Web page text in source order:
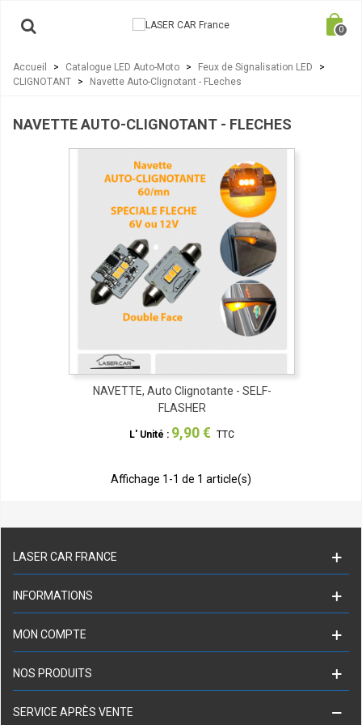
0
Accueil > Catalogue LED Auto-Moto > Feux de Signalisation LED
>
CLIGNOTANT
> Navette Auto-Clignotant - FLeches
NAVETTE AUTO-CLIGNOTANT - FLECHES
NAVETTE, Auto Clignotante - SELF-
FLASHER
L' Unité : 9,90 € TTC
Affichage 1 -1 de 1 article(s)
LASER CAR FRANCE
INFORMATIONS
MON COMPTE
NOS PRODUITS
SERVICE APRÈS VENTE